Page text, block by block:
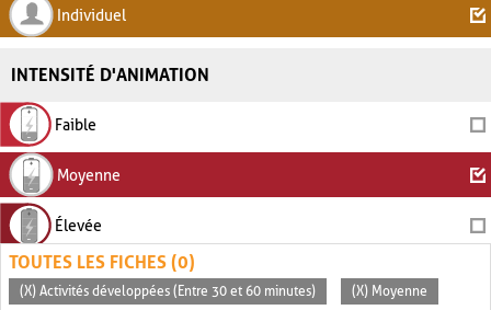
Individuel
INTENSITÉ D'ANIMATION
Faible
Moyenne
Élevée
TOUTES LES FICHES (0)
(X) Activités développées (Entre 30 et 60 minutes) (X) Moyenne